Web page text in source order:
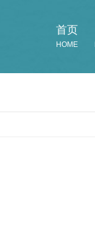
首页
HOME